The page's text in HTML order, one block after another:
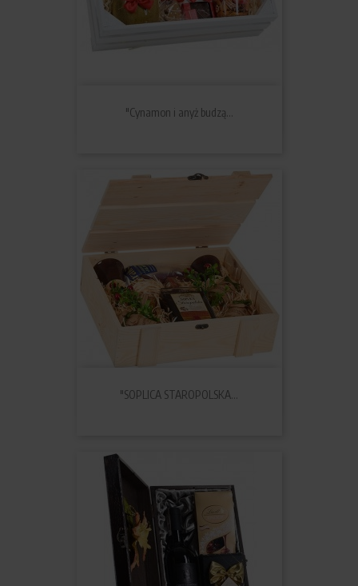
"Cynamon i anyż budzą...
"SOPLICA STAROPOLSKA...